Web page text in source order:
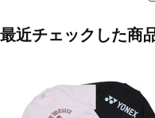
最近チェックした商